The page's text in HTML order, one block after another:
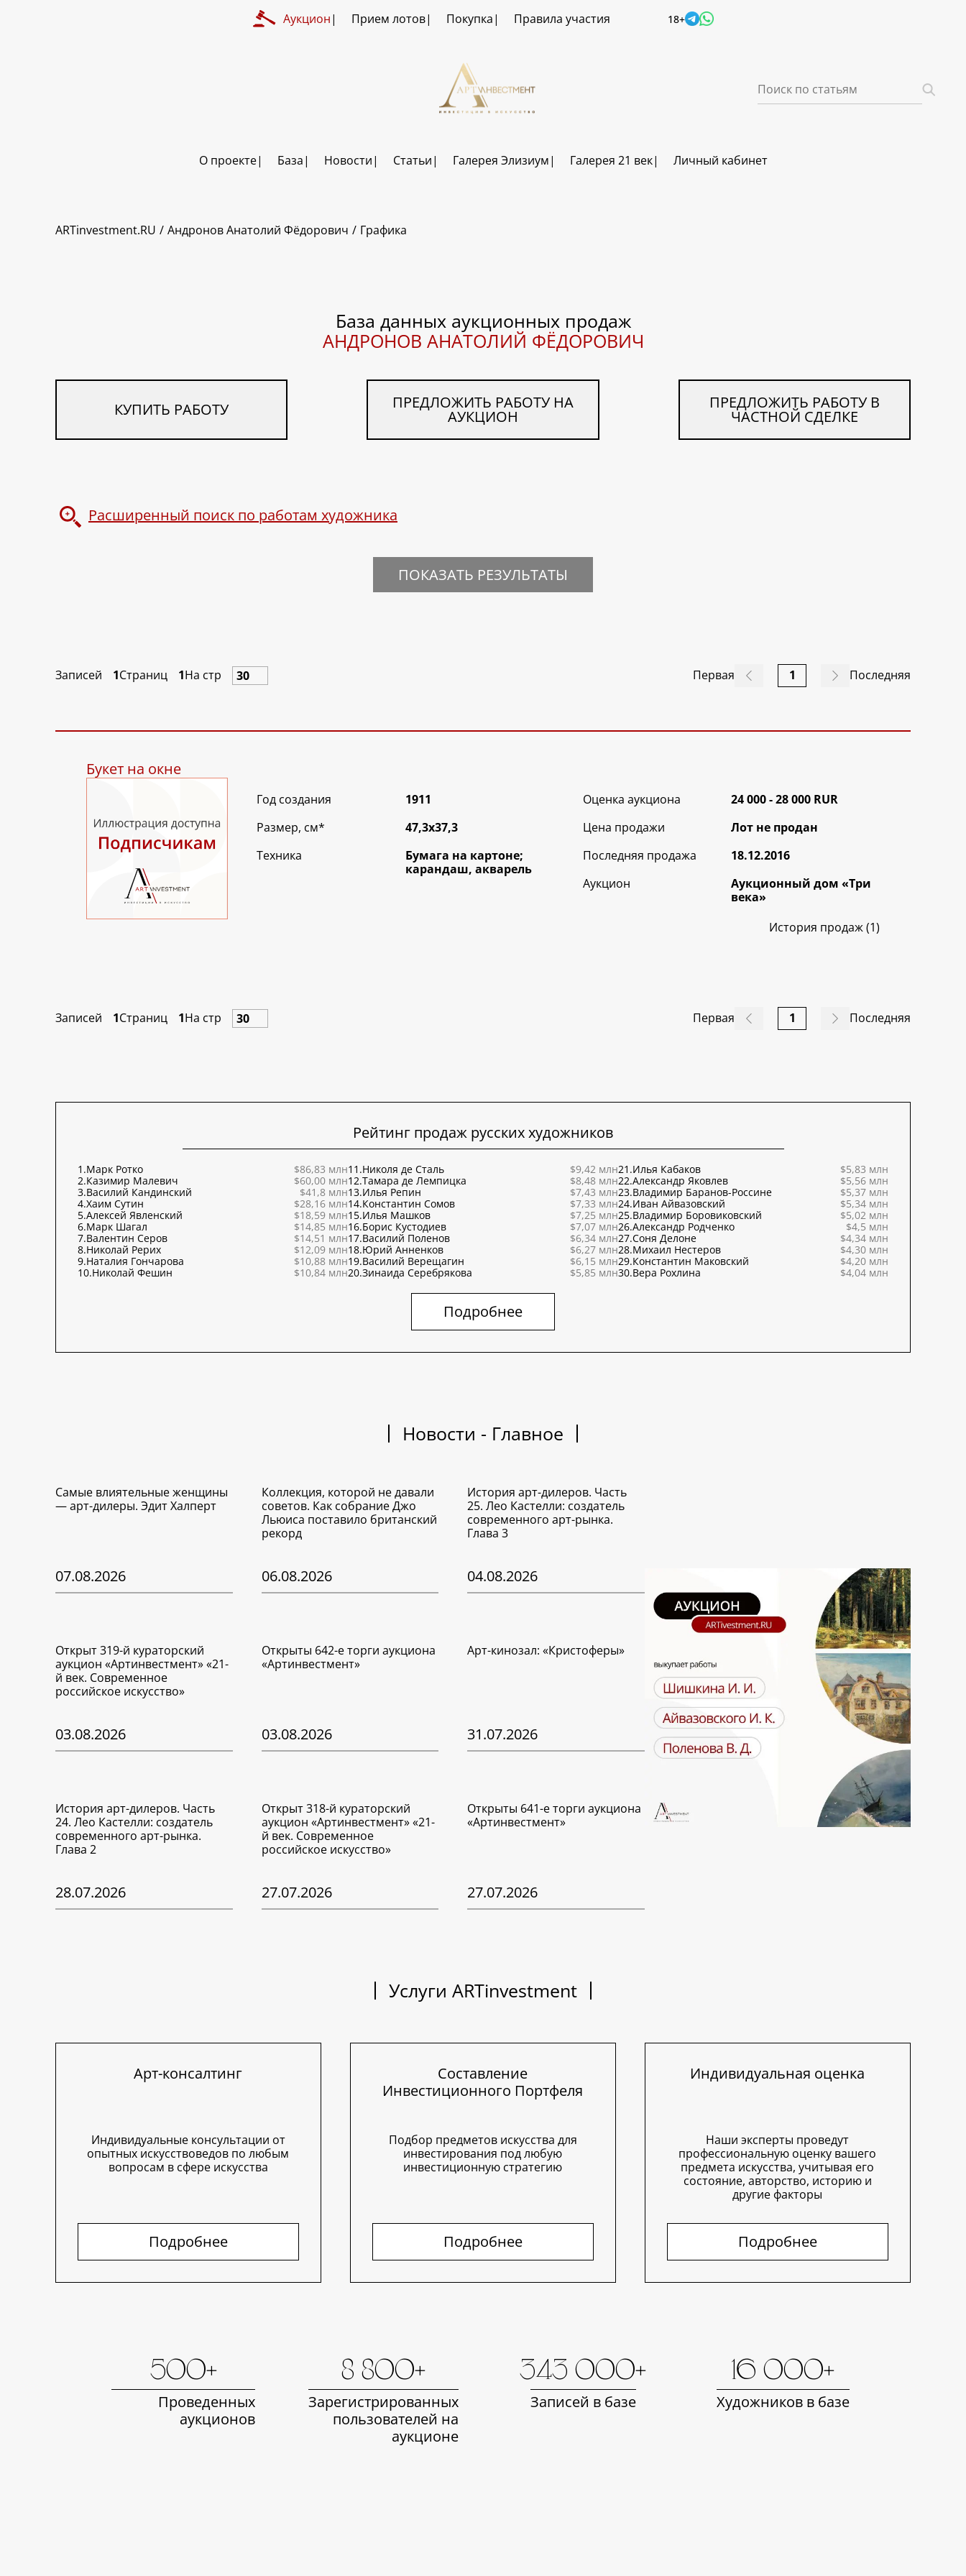
Аукцион Прием лотов Покупка Правила участия 18+
О проекте База Новости Статьи Галерея Элизиум Галерея 21 век Личный кабинет
ARTinvestment.RU Андронов Анатолий Фёдорович Графика
База данных аукционных продаж
АНДРОНОВ АНАТОЛИЙ ФЁДОРОВИЧ
КУПИТЬ РАБОТУ ПРЕДЛОЖИТЬ РАБОТУ НА
АУКЦИОН
ПРЕДЛОЖИТЬ РАБОТУ В
ЧАСТНОЙ СДЕЛКЕ
Расширенный поиск по работам художника
ПОКАЗАТЬ РЕЗУЛЬТАТЫ
Записей 1Страниц 1На стр Первая 1 Последняя
Букет на окне
Год создания
1911
Размер, см*
47,3х37,3
Техника
Бумага на картоне;
карандаш, акварель
Оценка аукциона
24 000 - 28 000 RUR
Цена продажи
Лот не продан
Последняя продажа
18.12.2016
Аукцион
Аукционный дом «Три
века»
История продаж (1)
Записей 1Страниц 1На стр Первая 1 Последняя
Рейтинг продаж русских художников
1.Марк Ротко
$86,83 млн
2.Казимир Малевич
$60,00 млн
3.Василий Кандинский
$41,8 млн
4.Хаим Сутин
$28,16 млн
5.Алексей Явленский
$18,59 млн
6.Марк Шагал
$14,85 млн
7.Валентин Серов
$14,51 млн
8.Николай Рерих
$12,09 млн
9.Наталия Гончарова
$10,88 млн
10.Николай Фешин $10,84 млн
11.Николя де Сталь
$9,42 млн
12.Тамара де Лемпицка
$8,48 млн
13.Илья Репин
$7,43 млн
14.Константин Сомов
$7,33 млн
15.Илья Машков
$7,25 млн
16.Борис Кустодиев
$7,07 млн
17.Василий Поленов
$6,34 млн
18.Юрий Анненков
$6,27 млн
19.Василий Верещагин
$6,15 млн
20.Зинаида Серебрякова $5,85 млн
21.Илья Кабаков
$5,83 млн
22.Александр Яковлев
$5,56 млн
23.Владимир Баранов-Россине
$5,37 млн
24.Иван Айвазовский
$5,34 млн
25.Владимир Боровиковский
$5,02 млн
26.Александр Родченко
$4,5 млн
27.Соня Делоне
$4,34 млн
28.Михаил Нестеров
$4,30 млн
29.Константин Маковский
$4,20 млн
30.Вера Рохлина $4,04 млн
Подробнее
Новости - Главное
Самые влиятельные женщины
— арт-дилеры. Эдит Халперт
07.08.2026
Коллекция, которой не давали
советов. Как собрание Джо
Льюиса поставило британский
рекорд
06.08.2026
История арт-дилеров. Часть
25. Лео Кастелли: создатель
современного арт-рынка.
Глава 3
04.08.2026
Открыт 319-й кураторский
аукцион «Артинвестмент» «21-
й век. Современное
российское искусство»
03.08.2026
Открыты 642-е торги аукциона
«Артинвестмент»
03.08.2026
Арт-кинозал: «Кристоферы»
31.07.2026
История арт-дилеров. Часть
24. Лео Кастелли: создатель
современного арт-рынка.
Глава 2
28.07.2026
Открыт 318-й кураторский
аукцион «Артинвестмент» «21-
й век. Современное
российское искусство»
27.07.2026
Открыты 641-е торги аукциона
«Артинвестмент»
27.07.2026
Услуги ARTinvestment
Арт-консалтинг
Индивидуальные консультации от
опытных искусствоведов по любым
вопросам в сфере искусства
Подробнее
Составление
Инвестиционного Портфеля
Подбор предметов искусства для
инвестирования под любую
инвестиционную стратегию
Подробнее
Индивидуальная оценка
Наши эксперты проведут
профессиональную оценку вашего
предмета искусства, учитывая его
состояние, авторство, историю и
другие факторы
Подробнее
500+
Проведенных
аукционов
8 800+
Зарегистрированных
пользователей на
аукционе
343 000+
Записей в базе
16 000+
Художников в базе